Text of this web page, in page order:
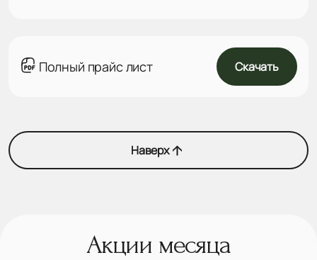
Полный прайс лист Скачать
Наверх
Акции месяца